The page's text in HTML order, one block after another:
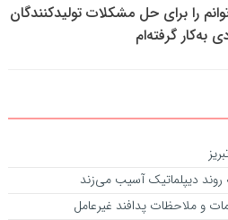
را برای حل مشکلات تولیدکنندگان
به‌کار گرفته‌ام
دیپلماتیک آسیب می‌زند
و ملاحظات پدافند غیرعامل